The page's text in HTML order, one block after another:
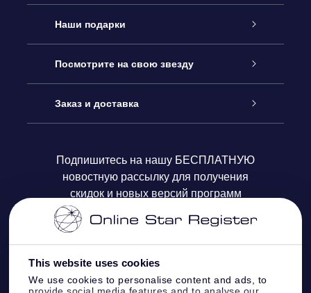
This website uses cookies
We use cookies to personalise content and ads, to
provide social media features and to analyse our
Обслуживание
Как с нами связаться
Блог
Отзывы
Наши подарки
Онлайн подарок Online Star Gift
Подарочный набор OSR
Подарочная карта OSR
Корпоративные подарки
Посмотрите на свою звезду
Звездный реестр
Персонализированная страница Star Page
One Million Stars
OSR Starsaver
Заказ и доставка
Платежная информация
Информация по доставке
Политика возврата
Подпишитесь на нашу БЕСПЛАТНУЮ
новостную рассылку для получения
скидок и новых версий программ